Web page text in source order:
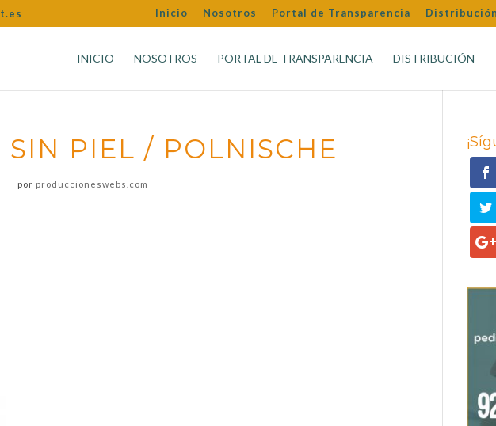
Inicio Nosotros Portal de Transparencia Distribución
INICIO NOSOTROS PORTAL DE TRANSPARENCIA DISTRIBUCIÓN
SIN PIEL / POLNISCHE
por produccioneswebs.com